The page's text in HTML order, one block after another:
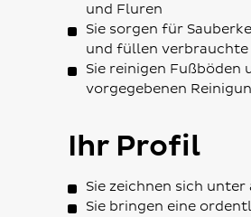
und Fluren
Sie sorgen für
und füllen
Sie reinigen Fußböden
vorgegebenen
Ihr Profil
Sie zeichnen sich
Sie bringen eine